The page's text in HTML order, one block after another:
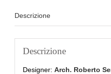
Descrizione
Descrizione
Designer: Arch. Roberto